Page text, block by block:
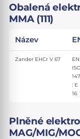
Obalená
MMA (111)
Název
Zander EHCr V 67
EN
ISO
: E
16
Plněné
MAG/MIG/MOG